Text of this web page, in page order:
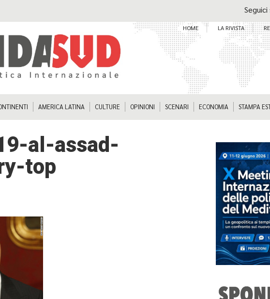
Seguici
HOME LA RIVISTA
AMERICA LATINA CULTURE OPINIONI SCENARI ECONOMIA STAMPA
al-assad-
top